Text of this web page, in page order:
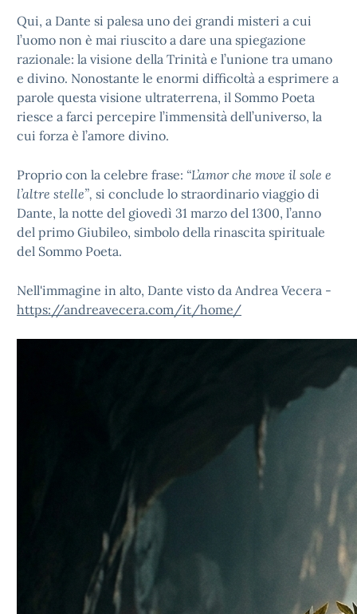
Qui, a Dante si palesa uno dei grandi misteri a cui
l’uomo non è mai riuscito a dare una spiegazione
razionale: la visione della Trinità e l’unione tra umano
e divino. Nonostante le enormi difficoltà a esprimere a
parole questa visione ultraterrena, il Sommo Poeta
riesce a farci percepire l’immensità dell’universo, la
cui forza è l’amore divino.
Proprio con la celebre frase: “L’amor che move il sole e
l’altre stelle”, si conclude lo straordinario viaggio di
Dante, la notte del giovedì 31 marzo del 1300, l’anno
del primo Giubileo, simbolo della rinascita spirituale
del Sommo Poeta.
Nell'immagine in alto, Dante visto da Andrea Vecera -
https://andreavecera.com/it/home/